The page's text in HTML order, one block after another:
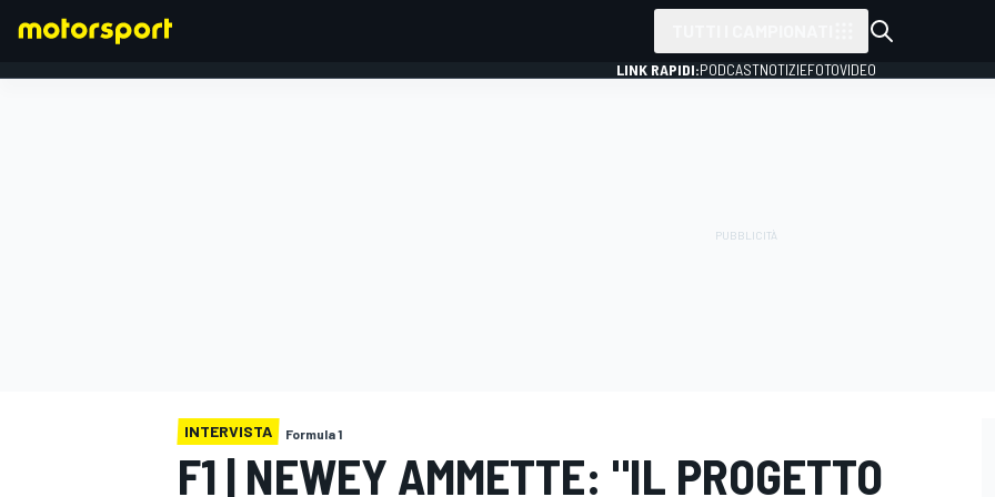
LINK RAPIDI:PODCASTNOTIZIEFOTOVIDEO
INTERVISTA Formula 1
F1 | NEWEY AMMETTE: "IL PROGETTO